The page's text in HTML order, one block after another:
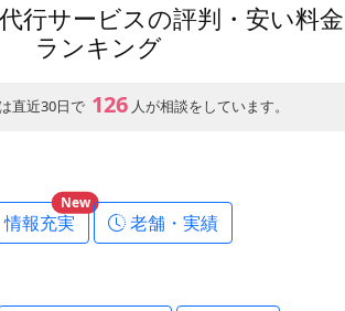
行サービスの評判・安い料金
ランキング
直近30日で 126 人が相談をしています。
情報充実
New
老舗・実績